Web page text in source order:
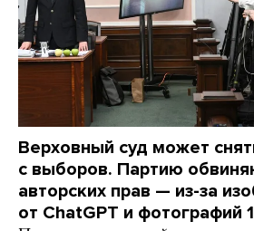
Верховный суд может
с выборов. Партию
авторских прав — из-за
от ChatGPT и фотографий